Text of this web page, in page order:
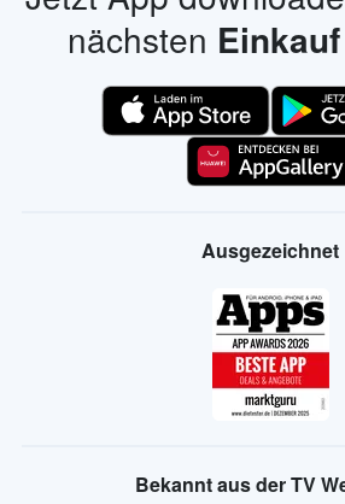
nächsten
Ausgezeichnet
Bekannt aus der TV